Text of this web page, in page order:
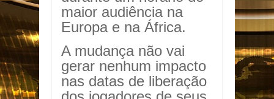
maior audiência na
Europa e na África.
A mudança não vai
gerar nenhum impacto
nas datas de liberação